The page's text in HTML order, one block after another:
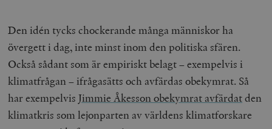
Den idén tycks chockerande många människor ha
övergett i dag, inte minst inom den politiska sfären.
Också sådant som är empiriskt belagt – exempelvis i
klimatfrågan – ifrågasätts och avfärdas obekymrat. Så
har exempelvisJimmie Åkesson obekymrat avfärdatden
klimatkris som lejonparten av världens klimatforskare